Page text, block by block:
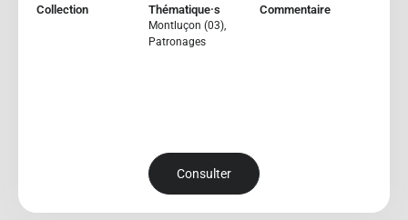
Collection Thématique·s
Montluçon (03),
Patronages
Commentaire
Consulter